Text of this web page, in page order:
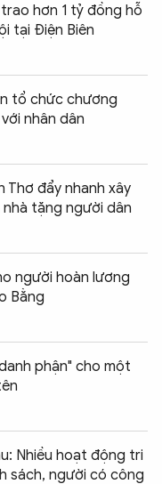
hơn 1 tỷ đồng hỗ
tại Điện Biên
tổ chức chương
nhân dân
Thơ đẩy nhanh xây
tặng người dân
người hoàn lương
Bằng
phận" cho một
Nhiều hoạt động tri
sách, người có công